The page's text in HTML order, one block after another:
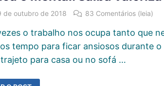
de outubro de 2018 83 Comentários (leia)
o trabalho nos ocupa tanto que
tempo para ficar ansiosos durante o
trajeto para casa ou no sofá …